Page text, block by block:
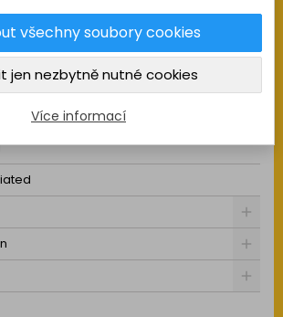
elektro
motor
všechny soubory cookies
jen nezbytně nutné cookies
Více informací